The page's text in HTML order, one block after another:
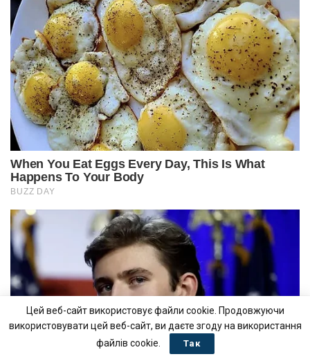
Цей веб-сайт використовує файли cookie. Продовжуючи
використовувати цей веб-сайт, ви даєте згоду на використання
файлів cookie.
Так